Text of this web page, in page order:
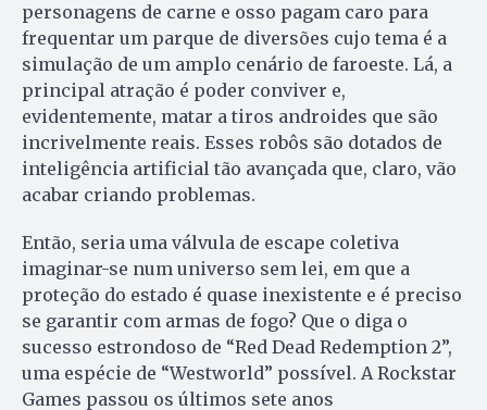
personagens de carne e osso pagam caro para
frequentar um parque de diversões cujo tema é a
simulação de um amplo cenário de faroeste. Lá, a
principal atração é poder conviver e,
evidentemente, matar a tiros androides que são
incrivelmente reais. Esses robôs são dotados de
inteligência artificial tão avançada que, claro, vão
acabar criando problemas.
Então, seria uma válvula de escape coletiva
imaginar-se num universo sem lei, em que a
proteção do estado é quase inexistente e é preciso
se garantir com armas de fogo? Que o diga o
sucesso estrondoso de “Red Dead Redemption 2”,
uma espécie de “Westworld” possível. A Rockstar
Games passou os últimos sete anos